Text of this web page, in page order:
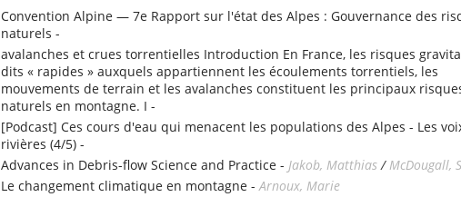
Convention Alpine — 7e Rapport sur l'état des Alpes : Gouvernance des
naturels -
avalanches et crues torrentielles Introduction En France, les risques
dits « rapides » auxquels appartiennent les écoulements torrentiels, les
mouvements de terrain et les avalanches constituent les principaux
naturels en montagne. I -
[Podcast] Ces cours d'eau qui menacent les populations des Alpes - Les
rivières (4/5) -
Advances in Debris-flow Science and Practice - Jakob, Matthias/McDougall,
Le changement climatique en montagne -Arnoux, Marie